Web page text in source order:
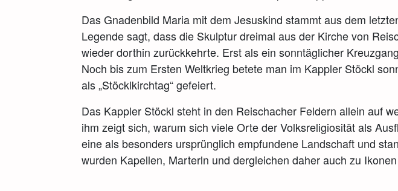
Das Gnadenbild Maria mit dem Jesuskind stammt aus dem
Legende sagt, dass die Skulptur dreimal aus der Kirche von
wieder dorthin zurückkehrte. Erst als ein sonntäglicher
Noch bis zum Ersten Weltkrieg betete man im Kappler Stöckl
als „Stöcklkirchtag“ gefeiert.
Das Kappler Stöckl steht in den Reischacher Feldern allein auf
ihm zeigt sich, warum sich viele Orte der Volksreligiosität als
eine als besonders ursprünglich empfundene Landschaft und
wurden Kapellen, Marterln und dergleichen daher auch zu